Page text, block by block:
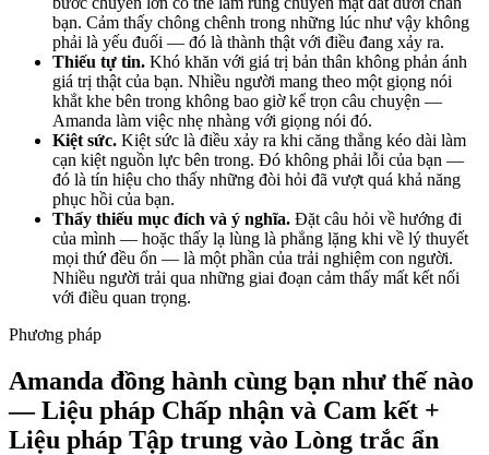
bạn. Cảm thấy chông chênh trong những lúc như vậy không
phải là yếu đuối — đó là thành thật với điều đang xảy ra.
Thiếu tự tin. Khó khăn với giá trị bản thân không phản ánh
giá trị thật của bạn. Nhiều người mang theo một giọng nói
khắt khe bên trong không bao giờ kể trọn câu chuyện —
Amanda làm việc nhẹ nhàng với giọng nói đó.
Kiệt sức. Kiệt sức là điều xảy ra khi căng thẳng kéo dài làm
cạn kiệt nguồn lực bên trong. Đó không phải lỗi của bạn —
đó là tín hiệu cho thấy những đòi hỏi đã vượt quá khả năng
phục hồi của bạn.
Thấy thiếu mục đích và ý nghĩa. Đặt câu hỏi về hướng đi
của mình — hoặc thấy lạ lùng là phẳng lặng khi về lý thuyết
mọi thứ đều ổn — là một phần của trải nghiệm con người.
Nhiều người trải qua những giai đoạn cảm thấy mất kết nối
với điều quan trọng.
Phương pháp
Amanda đồng hành cùng bạn như thế nào
— Liệu pháp Chấp nhận và Cam kết +
Liệu pháp Tập trung vào Lòng trắc ẩn